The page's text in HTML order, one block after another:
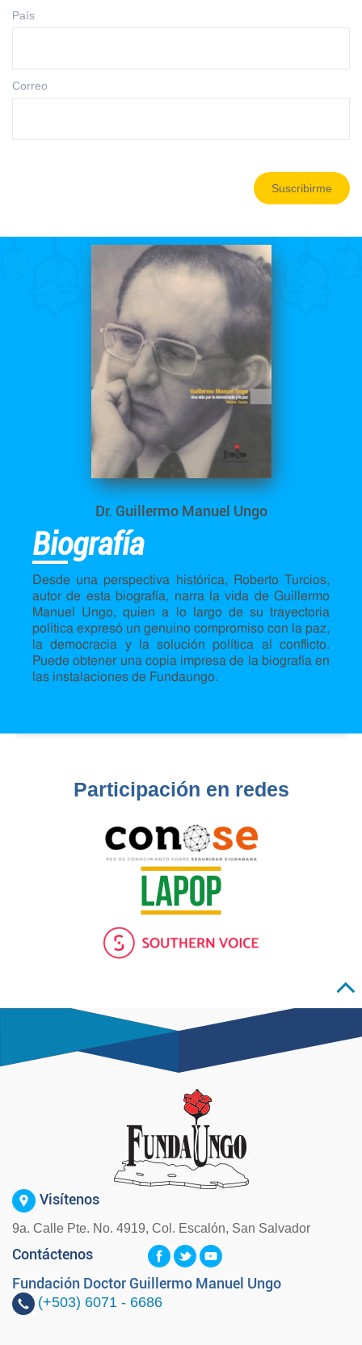
País
Correo
Suscribirme
Dr. Guillermo Manuel Ungo
Biografía
Desde una perspectiva histórica, Roberto Turcios,
autor de esta biografía, narra la vida de Guillermo
Manuel Ungo, quien a lo largo de su trayectoria
política expresó un genuino compromiso con la paz,
la democracia y la solución política al conflicto.
Puede obtener una copia impresa de la biografía en
las instalaciones de Fundaungo.
Participación en redes
Visítenos
9a. Calle Pte. No. 4919, Col. Escalón, San Salvador
Contáctenos
Fundación Doctor Guillermo Manuel Ungo
(+503) 6071 - 6686